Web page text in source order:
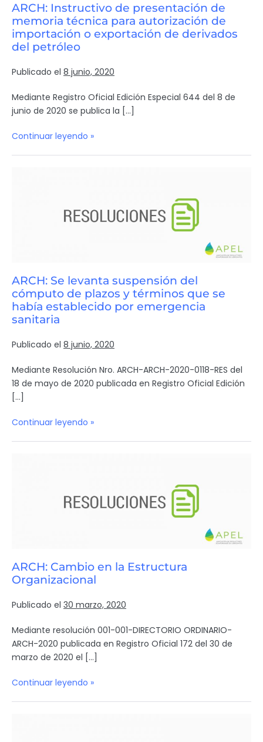
ARCH: Instructivo de presentación de
memoria técnica para autorización de
importación o exportación de derivados
del petróleo
Publicado el 8 junio, 2020
Mediante Registro Oficial Edición Especial 644 del 8 de
junio de 2020 se publica la […]
Continuar leyendo »
ARCH: Se levanta suspensión del
cómputo de plazos y términos que se
había establecido por emergencia
sanitaria
Publicado el 8 junio, 2020
Mediante Resolución Nro. ARCH-ARCH-2020-0118-RES del
18 de mayo de 2020 publicada en Registro Oficial Edición
[…]
Continuar leyendo »
ARCH: Cambio en la Estructura
Organizacional
Publicado el 30 marzo, 2020
Mediante resolución 001-001-DIRECTORIO ORDINARIO-
ARCH-2020 publicada en Registro Oficial 172 del 30 de
marzo de 2020 el […]
Continuar leyendo »